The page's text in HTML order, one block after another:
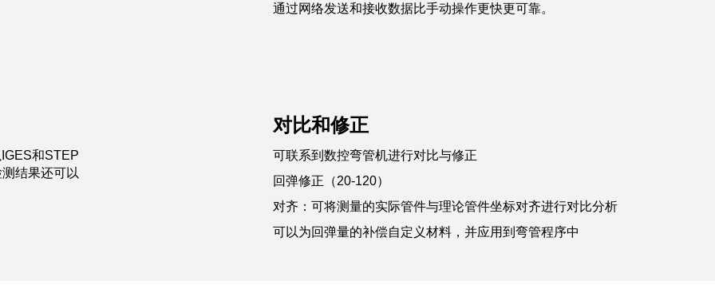
通过网络发送和接收数据比手动操作更快更可靠。
和STEP
结果还可以
对比和修正
可联系到数控弯管机进行对比与修正
回弹修正（20-120）
对齐：可将测量的实际管件与理论管件坐标对齐进行对比分析
可以为回弹量的补偿自定义材料，并应用到弯管程序中